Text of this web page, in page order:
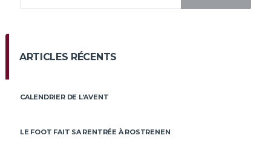
ARTICLES RÉCENTS
CALENDRIER DE L’AVENT
LE FOOT FAIT SA RENTRÉE À ROSTRENEN